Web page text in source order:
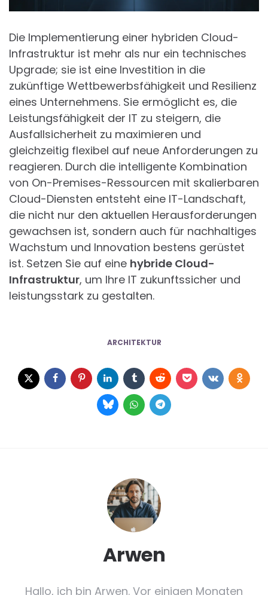
Die Implementierung einer hybriden Cloud-
Infrastruktur ist mehr als nur ein technisches
Upgrade; sie ist eine Investition in die
zukünftige Wettbewerbsfähigkeit und Resilienz
eines Unternehmens. Sie ermöglicht es, die
Leistungsfähigkeit der IT zu steigern, die
Ausfallsicherheit zu maximieren und
gleichzeitig flexibel auf neue Anforderungen zu
reagieren. Durch die intelligente Kombination
von On-Premises-Ressourcen mit skalierbaren
Cloud-Diensten entsteht eine IT-Landschaft,
die nicht nur den aktuellen Herausforderungen
gewachsen ist, sondern auch für nachhaltiges
Wachstum und Innovation bestens gerüstet
ist. Setzen Sie auf eine hybride Cloud-
Infrastruktur, um Ihre IT zukunftssicher und
leistungsstark zu gestalten.
ARCHITEKTUR
Arwen
Hallo, ich bin Arwen. Vor einigen Monaten